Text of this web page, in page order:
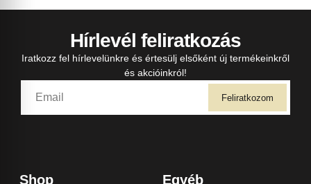
Hírlevél feliratkozás
Iratkozz fel hírlevelünkre és értesülj elsőként új termékeinkről
és akcióinkról!
Feliratkozom
Shop Egyéb